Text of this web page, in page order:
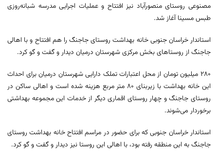
مصنوعی روستای منصورآباد نیز افتتاح و عملیات اجرایی مدرسه شبانه‌روزی
طبس مسینا آغاز شد.
استاندار خراسان جنوبی خانه بهداشت روستای جاجنگ را هم افتتاح و با اهالی
جاجنگ از روستاهای بخش مرکزی شهرستان درمیان دیدار و گفت و گو کرد.
۲۸۰ میلیون تومان از محل اعتبارات تملک دارایی شهرستان درمیان برای احداث
این خانه بهداشت با زیربنای ۸۰ متر مربع هزینه شده است و اهالی ساکن در
روستای جاجنگ و چهار روستای اقماری دیگر از خدمات این مجموعه بهداشتی
برخوردار می‌شوند.
استاندار خراسان جنوبی که برای حضور در مراسم افتتاح خانه بهداشت روستای
جاجنگ به این منطقه رفته بود، با اهالی این روستا نیز دیدار و گفت و گو کرد.